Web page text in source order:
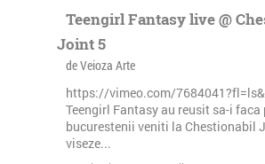
Teengirl Fantasy live @
Joint 5
de Veioza Arte
https://vimeo.com/
Teengirl Fantasy au reusit sa-i faca
bucurestenii veniti la Chestionabil
viseze...